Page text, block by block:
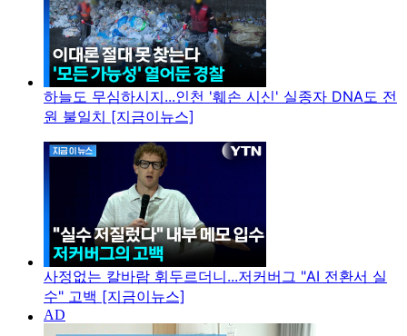
하늘도 무심하시지...인천 '훼손 시신' 실종자 DNA도 전
원 불일치 [지금이뉴스]
사정없는 칼바람 휘두르더니...저커버그 "AI 전환서 실
수" 고백 [지금이뉴스]